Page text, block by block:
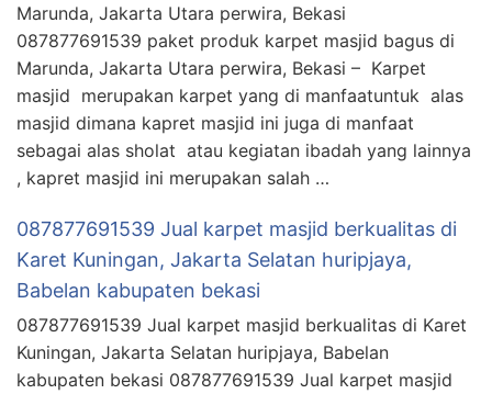
Marunda, Jakarta Utara perwira, Bekasi
087877691539 paket produk karpet masjid bagus di
Marunda, Jakarta Utara perwira, Bekasi – Karpet
masjid merupakan karpet yang di manfaatuntuk alas
masjid dimana kapret masjid ini juga di manfaat
sebagai alas sholat atau kegiatan ibadah yang lainnya
, kapret masjid ini merupakan salah …
087877691539 Jual karpet masjid berkualitas di
Karet Kuningan, Jakarta Selatan huripjaya,
Babelan kabupaten bekasi
087877691539 Jual karpet masjid berkualitas di Karet
Kuningan, Jakarta Selatan huripjaya, Babelan
kabupaten bekasi 087877691539 Jual karpet masjid